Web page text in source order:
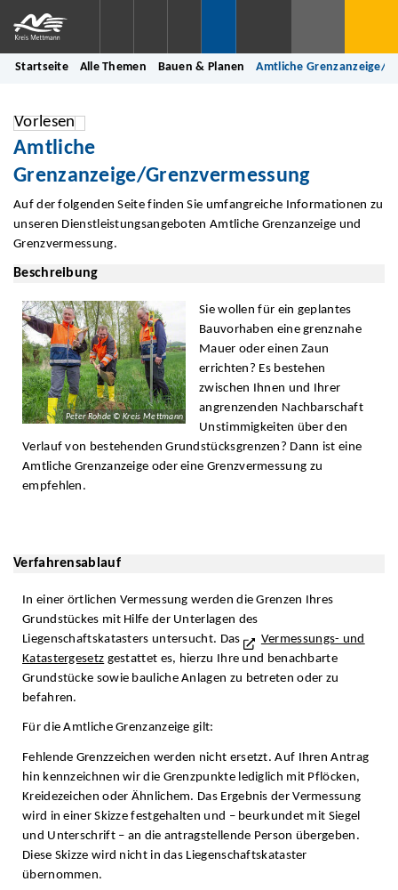
Startseite Alle Themen Bauen & Planen Amtliche Grenzanzeige/
Vorlesen
Amtliche
Grenzanzeige/Grenzvermessung
Auf der folgenden Seite finden Sie umfangreiche Informationen zu
unseren Dienstleistungsangeboten Amtliche Grenzanzeige und
Grenzvermessung.
Beschreibung
Peter Rohde © Kreis Mettmann
Sie wollen für ein geplantes
Bauvorhaben eine grenznahe
Mauer oder einen Zaun
errichten? Es bestehen
zwischen Ihnen und Ihrer
angrenzenden Nachbarschaft
Unstimmigkeiten über den
Verlauf von bestehenden Grundstücksgrenzen? Dann ist eine
Amtliche Grenzanzeige oder eine Grenzvermessung zu
empfehlen.
Verfahrensablauf
In einer örtlichen Vermessung werden die Grenzen Ihres
Grundstückes mit Hilfe der Unterlagen des
Liegenschaftskatasters untersucht. Das
Vermessungs- und
Katastergesetz gestattet es, hierzu Ihre und benachbarte
Grundstücke sowie bauliche Anlagen zu betreten oder zu
befahren.
Für die Amtliche Grenzanzeige gilt:
Fehlende Grenzzeichen werden nicht ersetzt. Auf Ihren Antrag
hin kennzeichnen wir die Grenzpunkte lediglich mit Pflöcken,
Kreidezeichen oder Ähnlichem. Das Ergebnis der Vermessung
wird in einer Skizze festgehalten und – beurkundet mit Siegel
und Unterschrift – an die antragstellende Person übergeben.
Diese Skizze wird nicht in das Liegenschaftskataster
übernommen.